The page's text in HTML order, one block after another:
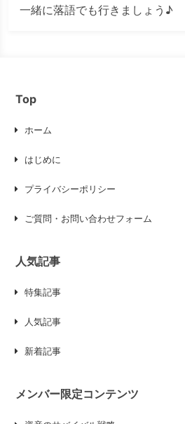
一緒に落語でも行きましょう♪
Top
ホーム
はじめに
プライバシーポリシー
ご質問・お問い合わせフォーム
人気記事
特集記事
人気記事
新着記事
メンバー限定コンテンツ